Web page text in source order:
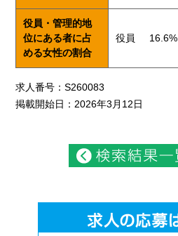
役員・管理的地
位にある者に占
める女性の割合
役員 16.6%
求人番号：S260083
掲載開始日：2026年3月12日